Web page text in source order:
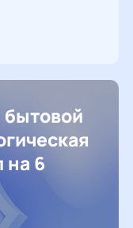
на 6